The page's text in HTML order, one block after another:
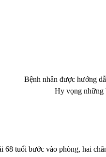
Bệnh nhân được hướng
Hy vọng những
68 tuổi bước vào phòng, hai